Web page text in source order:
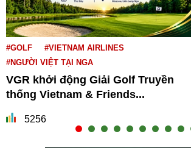
#GOLF
#VIETNAM AIRLINES
#NGƯỜI VIỆT TẠI NGA
VGR khởi động Giải Golf Truyền
thống Vietnam & Friends...
5256